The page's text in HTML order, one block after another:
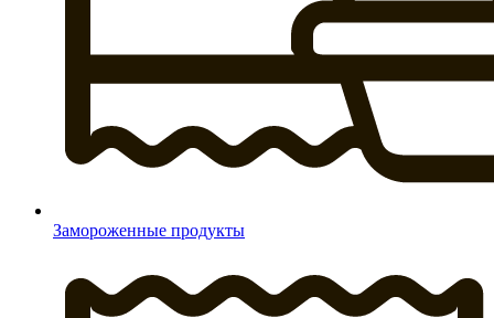
Замороженные продукты